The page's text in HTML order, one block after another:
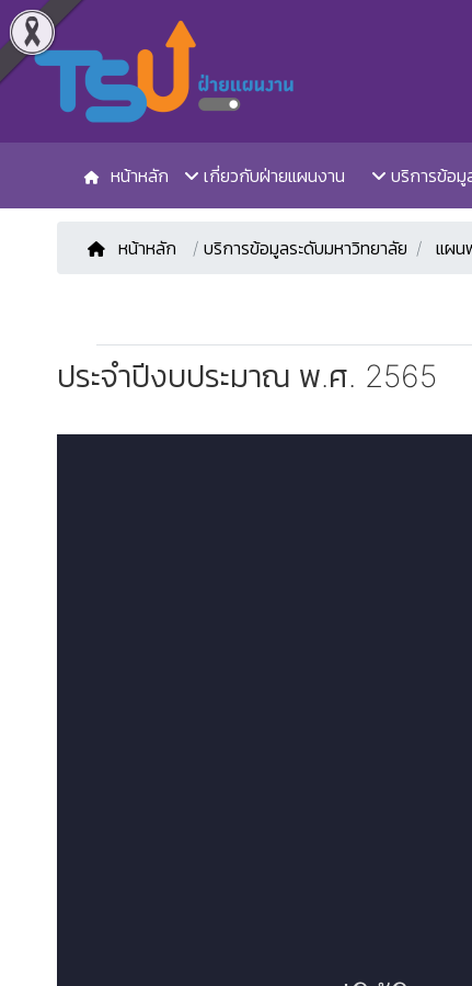
หน้าหลัก เกี่ยวกับฝ่ายแผนงาน บริการข้อมู
หน้าหลัก / บริการข้อมูลระดับมหาวิทยาลัย แผน
ประจำปีงบประมาณ พ.ศ. 2565